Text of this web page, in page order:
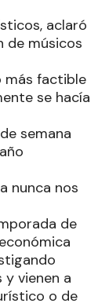
aclaró
de músicos
más factible
se hacía
semana
nunca nos
de
y vienen a
o de